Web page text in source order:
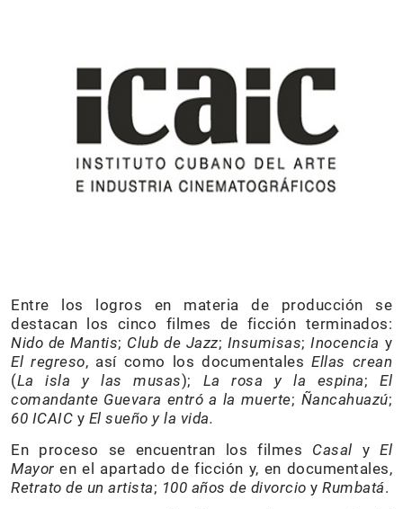
Entre los logros en materia de producción se
destacan los cinco filmes de ficción terminados:
Nido de Mantis; Club de Jazz; Insumisas;Inocencia y
El regreso, así como los documentales Ellas crean
(La isla y las musas); La rosa y la espina;El
comandante Guevara entró a la muerte; Ñancahuazú;
60 ICAIC y El sueño y la vida.
En proceso se encuentran los filmes Casal y El
Mayor en el apartado de ficción y, en documentales,
Retrato de un artista; 100 años de divorcio y Rumbatá.